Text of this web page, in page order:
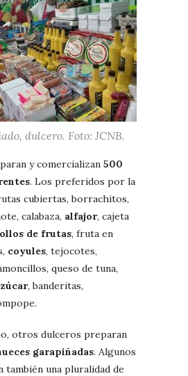
dulcero. Foto: JCNB.
y comercializan 500
. Los preferidos por la
cubiertas, borrachitos,
calabaza, alfajor, cajeta
de frutas, fruta en
coyules, tejocotes,
queso de tuna,
, banderitas,
otros dulceros preparan
garapiñadas. Algunos
también una pluralidad de